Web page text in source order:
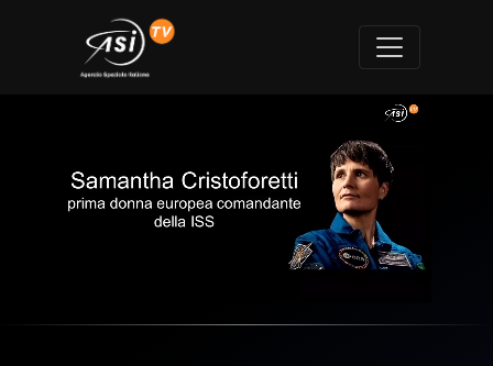
of